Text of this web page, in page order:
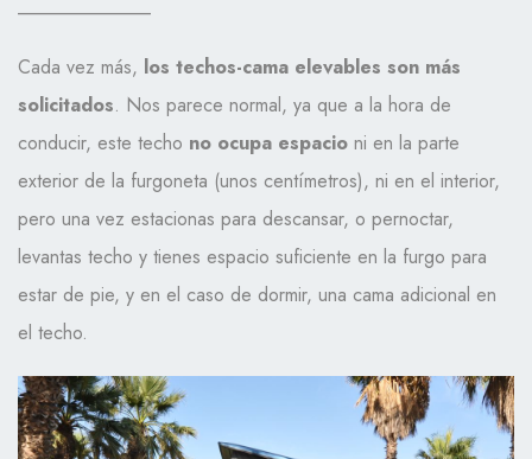
Cada vez más, los techos-cama elevables son más
solicitados. Nos parece normal, ya que a la hora de
conducir, este techo no ocupa espacio ni en la parte
exterior de la furgoneta (unos centímetros), ni en el interior,
pero una vez estacionas para descansar, o pernoctar,
levantas techo y tienes espacio suficiente en la furgo para
estar de pie, y en el caso de dormir, una cama adicional en
el techo.